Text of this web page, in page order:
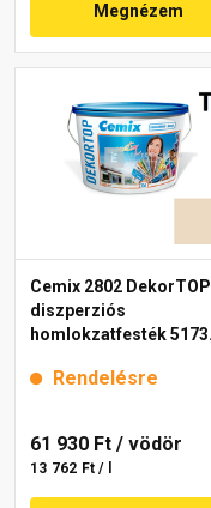
Megnézem
Cemix 2802 DekorTOP
diszperziós
homlokzatfesték 5173
Rendelésre
61 930 Ft / vödör
13 762 Ft / l